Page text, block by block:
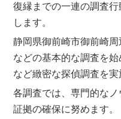
復縁までの一連の調査
します。
静岡県御前崎市御前崎
などの基本的な調査を
など緻密な探偵調査を実
各調査では、専門的な
証拠の確保に努めます。